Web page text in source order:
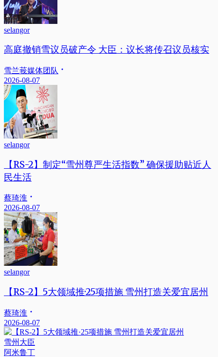
selangor
高庭撤销雪议员破产令 大臣：议长将传召议员核实
雪兰莪媒体团队
2026-08-07
selangor
【RS-2】制定“雪州尊严生活指数” 确保援助贴近人
民生活
蔡琦淮
2026-08-07
selangor
【RS-2】5大领域推·25项措施 雪州打造关爱宜居州
蔡琦淮
2026-08-07
雪州大臣
阿米鲁丁